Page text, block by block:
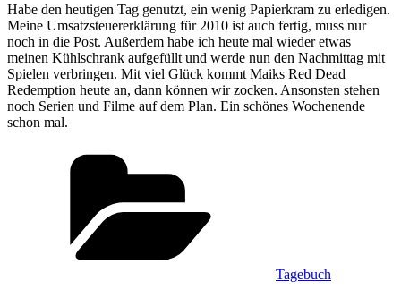
Habe den heutigen Tag genutzt, ein wenig Papierkram zu erledigen.
Meine Umsatzsteuererklärung für 2010 ist auch fertig, muss nur
noch in die Post. Außerdem habe ich heute mal wieder etwas
meinen Kühlschrank aufgefüllt und werde nun den Nachmittag mit
Spielen verbringen. Mit viel Glück kommt Maiks Red Dead
Redemption heute an, dann können wir zocken. Ansonsten stehen
noch Serien und Filme auf dem Plan. Ein schönes Wochenende
schon mal.
Tagebuch